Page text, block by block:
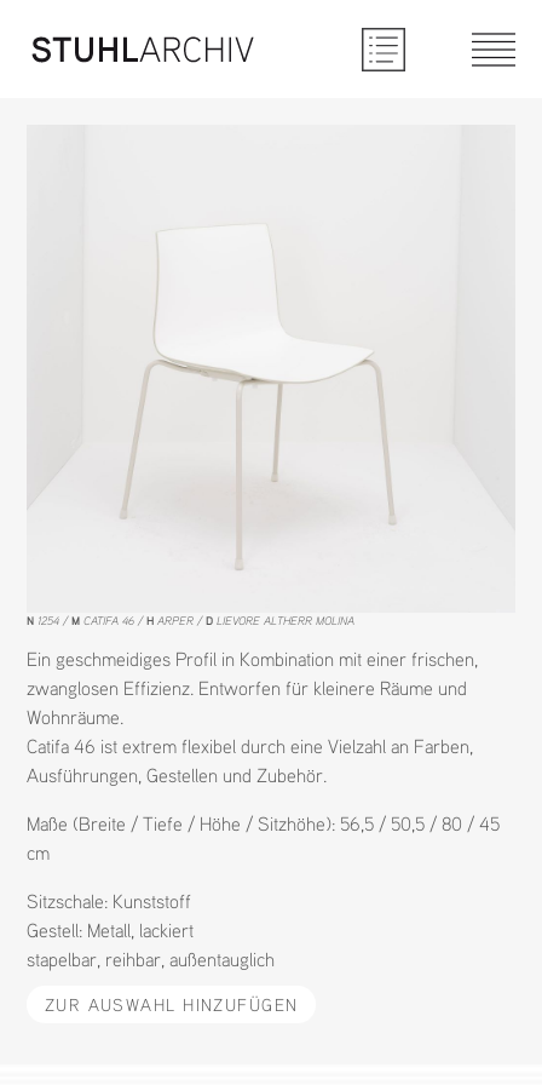
N 1254 M CATIFA 46 H ARPER D LIEVORE ALTHERR MOLINA
Ein geschmeidiges Profil in Kombination mit einer frischen,
zwanglosen Effizienz. Entworfen für kleinere Räume und
Wohnräume.
Catifa 46 ist extrem flexibel durch eine Vielzahl an Farben,
Ausführungen, Gestellen und Zubehör.
Maße (Breite / Tiefe / Höhe / Sitzhöhe): 56,5 / 50,5 / 80 / 45
cm
Sitzschale: Kunststoff
Gestell: Metall, lackiert
stapelbar, reihbar,außentauglich